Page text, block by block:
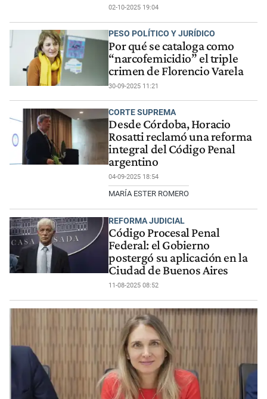
02-10-2025 19:04
PESO POLÍTICO Y JURÍDICO
Por qué se cataloga como
“narcofemicidio” el triple
crimen de Florencio Varela
30-09-2025 11:21
CORTE SUPREMA
Desde Córdoba, Horacio
Rosatti reclamó una reforma
integral del Código Penal
argentino
04-09-2025 18:54
MARÍA ESTER ROMERO
REFORMA JUDICIAL
Código Procesal Penal
Federal: el Gobierno
postergó su aplicación en la
Ciudad de Buenos Aires
11-08-2025 08:52